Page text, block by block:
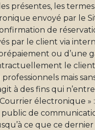
présentes, les
envoyé par le
de
par le client via
ou d’une
le client.
mais
à des fins qui
électronique »
de
ce que ce